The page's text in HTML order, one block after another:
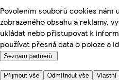
Povolením souborů cookies
zobrazeného obsahu a reklamy,
ukládat nebo přistupovat k
používat přesná data o poloze a
Seznam partnerů.
Přijmout vše Odmítnout vše Vlastní